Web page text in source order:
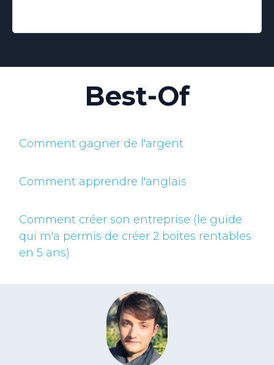
Best-Of
Comment gagner de l'argent
Comment apprendre l'anglais
Comment créer son entreprise (le guide
qui m'a permis de créer 2 boites rentables
en 5 ans)